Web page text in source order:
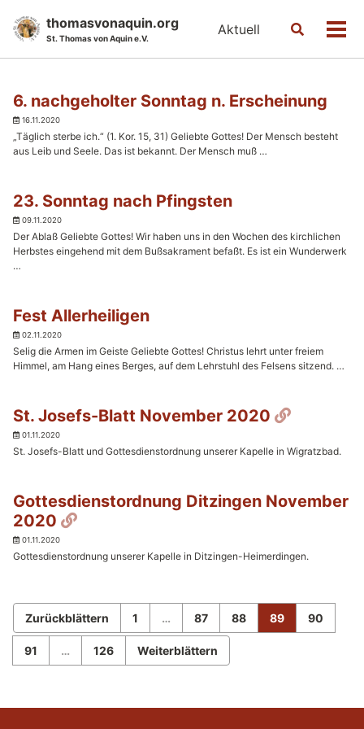
thomasvonaquin.org
St. Thomas von Aquin e.V.
Aktuell
Toggle
6. nachgeholter Sonntag n. Erscheinung
16.11.2020
„Täglich sterbe ich.“ (1. Kor. 15, 31) Geliebte Gottes! Der Mensch besteht
aus Leib und Seele. Das ist bekannt. Der Mensch muß …
23. Sonntag nach Pfingsten
09.11.2020
Der Ablaß Geliebte Gottes! Wir haben uns in den Wochen des kirchlichen
Herbstes eingehend mit dem Bußsakrament befaßt. Es ist ein Wunderwerk
…
Fest Allerheiligen
02.11.2020
Selig die Armen im Geiste Geliebte Gottes! Christus lehrt unter freiem
Himmel, am Hang eines Berges, auf dem Lehrstuhl des Felsens sitzend. …
St. Josefs-Blatt November 2020
01.11.2020
St. Josefs-Blatt und Gottesdienstordnung unserer Kapelle in Wigratzbad.
Gottesdienstordnung Ditzingen November
2020
Permalink
01.11.2020
Gottesdienstordnung unserer Kapelle in Ditzingen-Heimerdingen.
Zurückblättern 1 … 87 88 89 90
91 … 126 Weiterblättern